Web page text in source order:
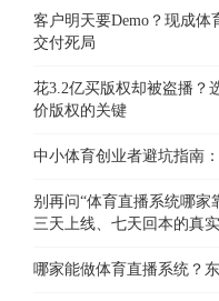
客户明天要Demo？现成
交付死局
花3.2亿买版权却被盗播？
价版权的关键
中小体育创业者避坑指南
别再问“体育直播系统哪
三天上线、七天回本的真
哪家能做体育直播系统？